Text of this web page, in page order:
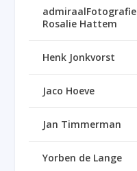
admiraalFotografie
Rosalie Hattem
Henk Jonkvorst
Jaco Hoeve
Jan Timmerman
Yorben de Lange